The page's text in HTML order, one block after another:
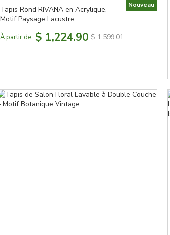
Tapis Rond RIVANA en Acrylique,
Motif Paysage Lacustre
À partir de: $ 1,224.90 $ 1,599.01
Nouveau